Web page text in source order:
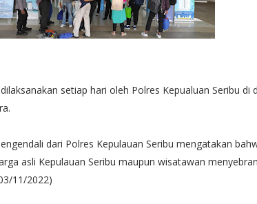
setiap hari oleh Polres Kepualuan Seribu di
dari Polres Kepulauan Seribu mengatakan
asli Kepulauan Seribu maupun wisatawan
11/2022)